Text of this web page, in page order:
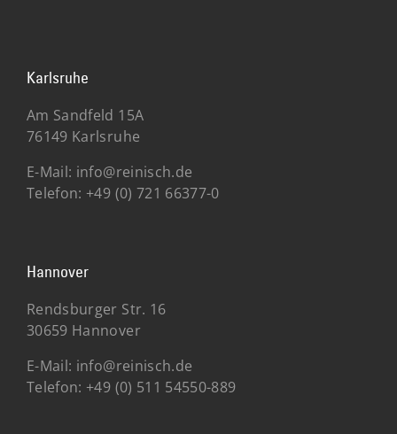
Karlsruhe
Am Sandfeld 15A
76149 Karlsruhe
E-Mail: info@reinisch.de
Telefon: +49 (0) 721 66377-0
Hannover
Rendsburger Str. 16
30659 Hannover
E-Mail: info@reinisch.de
Telefon: +49 (0) 511 54550-889